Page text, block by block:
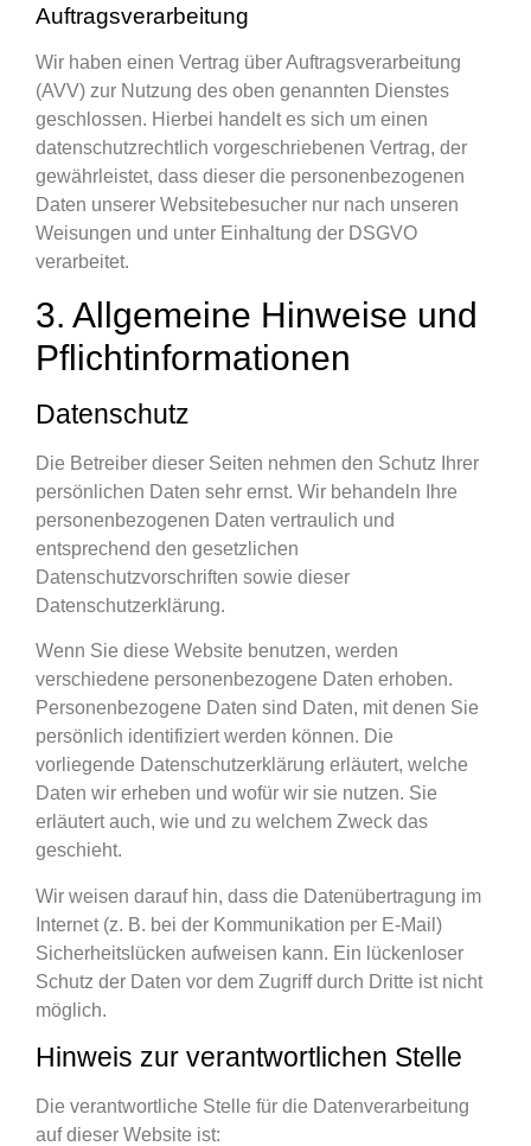
Auftragsverarbeitung
Wir haben einen Vertrag über Auftragsverarbeitung
(AVV) zur Nutzung des oben genannten Dienstes
geschlossen. Hierbei handelt es sich um einen
datenschutzrechtlich vorgeschriebenen Vertrag, der
gewährleistet, dass dieser die personenbezogenen
Daten unserer Websitebesucher nur nach unseren
Weisungen und unter Einhaltung der DSGVO
verarbeitet.
3. Allgemeine Hinweise und
Pflicht­informationen
Datenschutz
Die Betreiber dieser Seiten nehmen den Schutz Ihrer
persönlichen Daten sehr ernst. Wir behandeln Ihre
personenbezogenen Daten vertraulich und
entsprechend den gesetzlichen
Datenschutzvorschriften sowie dieser
Datenschutzerklärung.
Wenn Sie diese Website benutzen, werden
verschiedene personenbezogene Daten erhoben.
Personenbezogene Daten sind Daten, mit denen Sie
persönlich identifiziert werden können. Die
vorliegende Datenschutzerklärung erläutert, welche
Daten wir erheben und wofür wir sie nutzen. Sie
erläutert auch, wie und zu welchem Zweck das
geschieht.
Wir weisen darauf hin, dass die Datenübertragung im
Internet (z. B. bei der Kommunikation per E-Mail)
Sicherheitslücken aufweisen kann. Ein lückenloser
Schutz der Daten vor dem Zugriff durch Dritte ist nicht
möglich.
Hinweis zur verantwortlichen Stelle
Die verantwortliche Stelle für die Datenverarbeitung
auf dieser Website ist: